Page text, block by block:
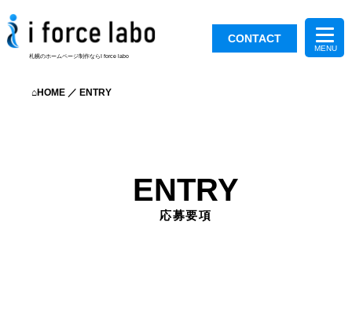
札幌のホームページ制作ならI force labo
CONTACT
⌂HOME ／ ENTRY
ENTRY
応募要項